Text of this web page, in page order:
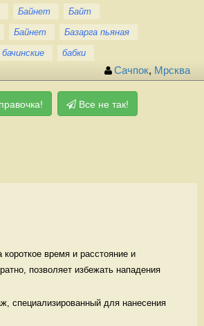
Байнет
Байт
Байнет
Базарга пьяная
бачинские бабки
Сачпок, Мрсква
Все не так!
короткое время и расстояние и
позволяет избежать нападения
специализированный для нанесения